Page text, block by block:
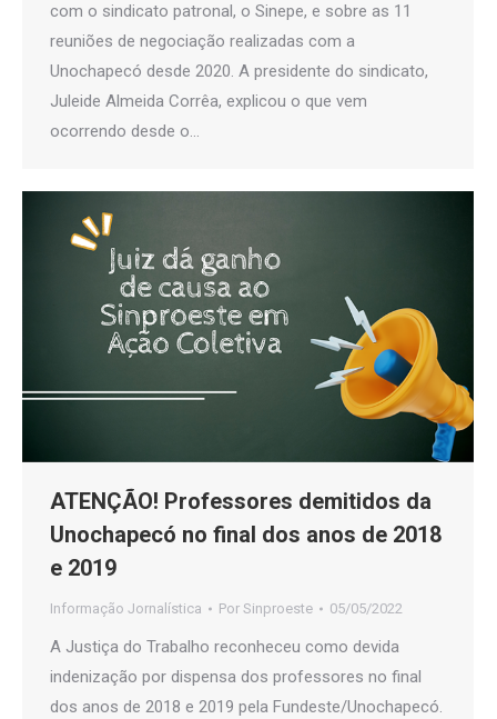
com o sindicato patronal, o Sinepe, e sobre as 11
reuniões de negociação realizadas com a
Unochapecó desde 2020. A presidente do sindicato,
Juleide Almeida Corrêa, explicou o que vem
ocorrendo desde o…
ATENÇÃO! Professores demitidos da
Unochapecó no final dos anos de 2018
e 2019
Informação Jornalística Por Sinproeste 05/05/2022
A Justiça do Trabalho reconheceu como devida
indenização por dispensa dos professores no final
dos anos de 2018 e 2019 pela Fundeste/Unochapecó.